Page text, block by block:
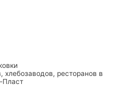
хлебозаводов, ресторанов в
Пласт